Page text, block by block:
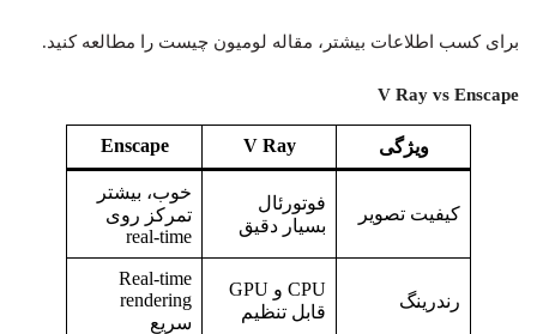
برای کسب اطلاعات بیشتر، مقاله لومیون چیست را مطالعه کنید.
V Ray vs Enscape
ویژگی V Ray
Enscape
کیفیت تصویر
فوتورئال
بسیار دقیق
خوب، بیشتر
تمرکز روی
real-time
رندرینگ
CPU و GPU
قابل تنظیم
Real-time
rendering
سریع